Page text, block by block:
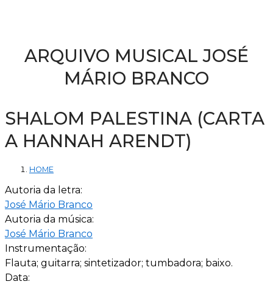
ARQUIVO MUSICAL JOSÉ
MÁRIO BRANCO
SHALOM PALESTINA (CARTA
A HANNAH ARENDT)
HOME
Autoria da letra:
José Mário Branco
Autoria da música:
José Mário Branco
Instrumentação:
Flauta; guitarra; sintetizador; tumbadora; baixo.
Data: